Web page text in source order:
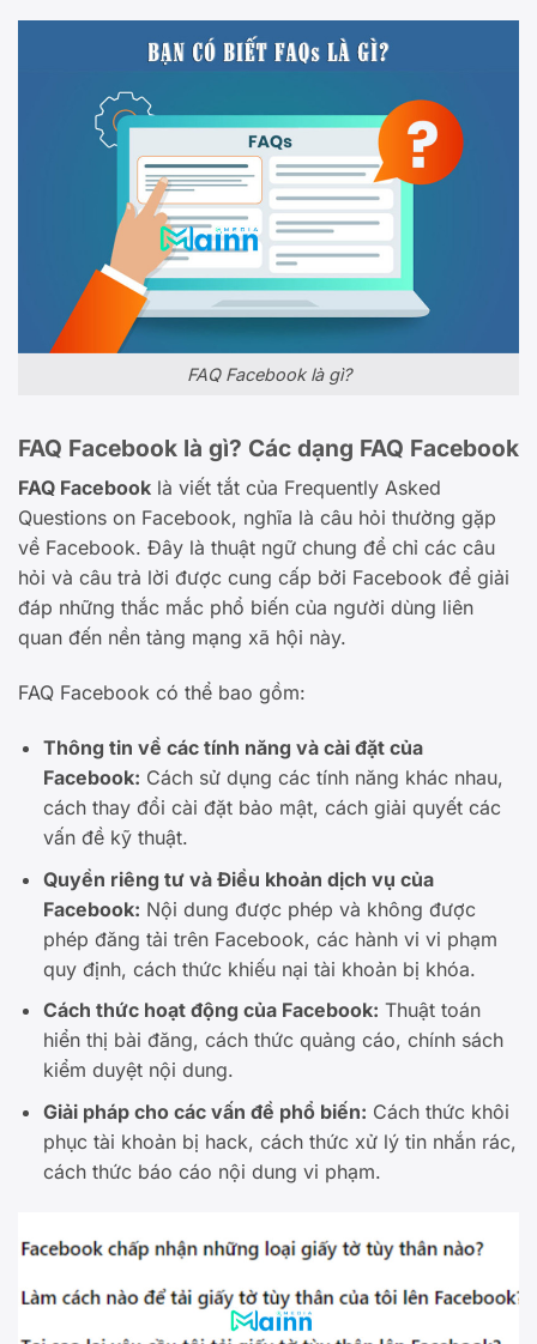
FAQ Facebook là gì?
FAQ Facebook là gì? Các dạng FAQ Facebook
FAQ Facebook là viết tắt của Frequently Asked
Questions on Facebook, nghĩa là câu hỏi thường gặp
về Facebook. Đây là thuật ngữ chung để chỉ các câu
hỏi và câu trả lời được cung cấp bởi Facebook để giải
đáp những thắc mắc phổ biến của người dùng liên
quan đến nền tảng mạng xã hội này.
FAQ Facebook có thể bao gồm:
Thông tin về các tính năng và cài đặt của
Facebook: Cách sử dụng các tính năng khác nhau,
cách thay đổi cài đặt bảo mật, cách giải quyết các
vấn đề kỹ thuật.
Quyền riêng tư và Điều khoản dịch vụ của
Facebook: Nội dung được phép và không được
phép đăng tải trên Facebook, các hành vi vi phạm
quy định, cách thức khiếu nại tài khoản bị khóa.
Cách thức hoạt động của Facebook: Thuật toán
hiển thị bài đăng, cách thức quảng cáo, chính sách
kiểm duyệt nội dung.
Giải pháp cho các vấn đề phổ biến: Cách thức khôi
phục tài khoản bị hack, cách thức xử lý tin nhắn rác,
cách thức báo cáo nội dung vi phạm.